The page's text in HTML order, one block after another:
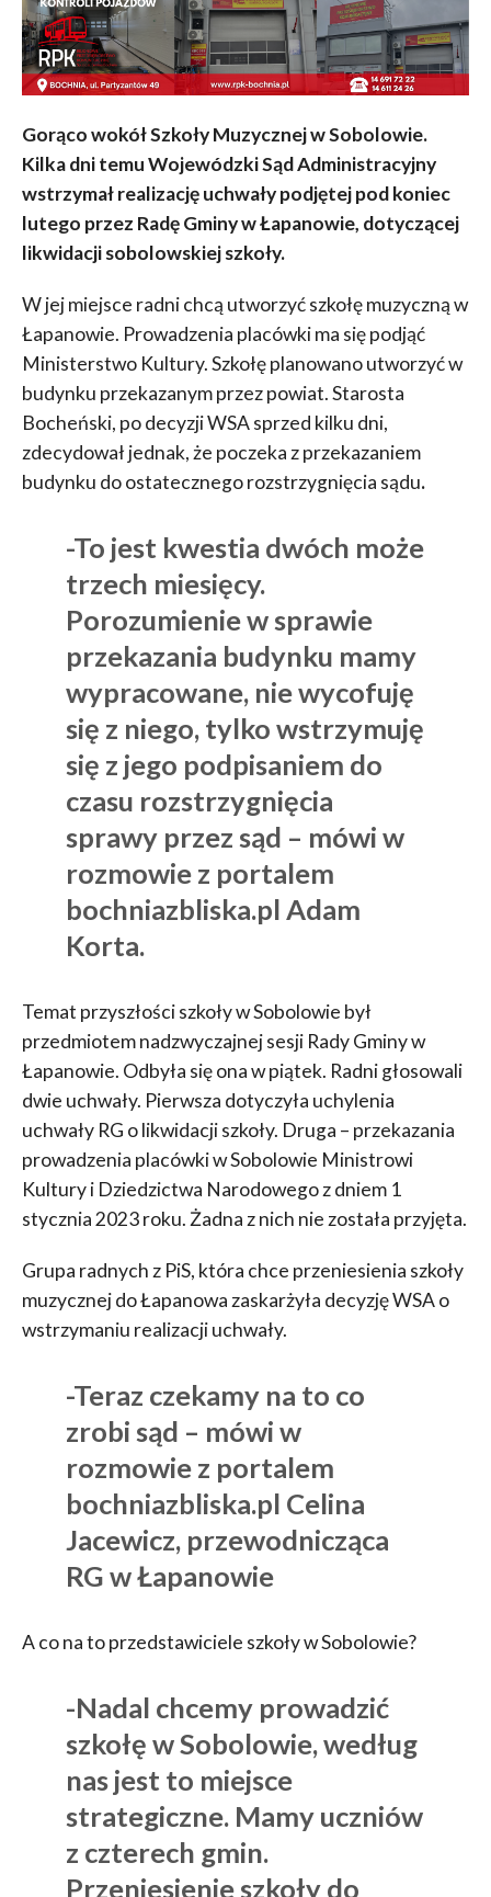
Gorąco wokół Szkoły Muzycznej w Sobolowie.
Kilka dni temu Wojewódzki Sąd Administracyjny
wstrzymał realizację uchwały podjętej pod koniec
lutego przez Radę Gminy w Łapanowie, dotyczącej
likwidacji sobolowskiej szkoły.
W jej miejsce radni chcą utworzyć szkołę muzyczną w
Łapanowie. Prowadzenia placówki ma się podjąć
Ministerstwo Kultury. Szkołę planowano utworzyć w
budynku przekazanym przez powiat. Starosta
Bocheński, po decyzji WSA sprzed kilku dni,
zdecydował jednak, że poczeka z przekazaniem
budynku do ostatecznego rozstrzygnięcia sądu.
-To jest kwestia dwóch może
trzech miesięcy.
Porozumienie w sprawie
przekazania budynku mamy
wypracowane, nie wycofuję
się z niego, tylko wstrzymuję
się z jego podpisaniem do
czasu rozstrzygnięcia
sprawy przez sąd – mówi w
rozmowie z portalem
bochniazbliska.pl Adam
Korta.
Temat przyszłości szkoły w Sobolowie był
przedmiotem nadzwyczajnej sesji Rady Gminy w
Łapanowie. Odbyła się ona w piątek. Radni głosowali
dwie uchwały. Pierwsza dotyczyła uchylenia
uchwały RG o likwidacji szkoły. Druga – przekazania
prowadzenia placówki w Sobolowie Ministrowi
Kultury i Dziedzictwa Narodowego z dniem 1
stycznia 2023 roku. Żadna z nich nie została przyjęta.
Grupa radnych z PiS, która chce przeniesienia szkoły
muzycznej do Łapanowa zaskarżyła decyzję WSA o
wstrzymaniu realizacji uchwały.
-Teraz czekamy na to co
zrobi sąd – mówi w
rozmowie z portalem
bochniazbliska.pl Celina
Jacewicz, przewodnicząca
RG w Łapanowie
A co na to przedstawiciele szkoły w Sobolowie?
-Nadal chcemy prowadzić
szkołę w Sobolowie, według
nas jest to miejsce
strategiczne. Mamy uczniów
z czterech gmin.
Przeniesienie szkoły do